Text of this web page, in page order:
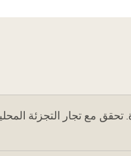
مع تجار التجزئة